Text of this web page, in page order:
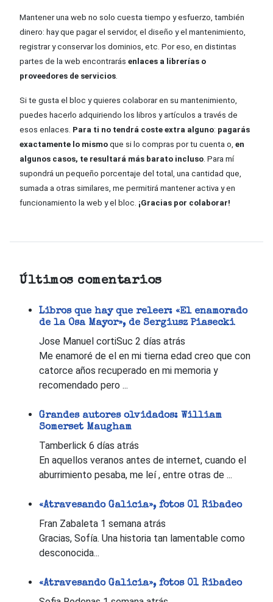
Mantener una web no solo cuesta tiempo y esfuerzo, también
dinero: hay que pagar el servidor, el diseño y el mantenimiento,
registrar y conservar los dominios, etc. Por eso, en distintas
partes de la web encontrarás enlaces a librerías o
proveedores de servicios
Si te gusta el bloc y quieres colaborar en su mantenimiento,
puedes hacerlo adquiriendo los libros y artículos a través de
esos enlaces. Para ti no tendrá coste extra alguno: pagarás
exactamente lo mismo que si lo compras por tu cuenta o, en
algunos casos, te resultará más barato incluso . Para mí
supondrá un pequeño porcentaje del total, una cantidad que,
sumada a otras similares, me permitirá mantener activa y en
funcionamiento la web y el bloc. ¡Gracias por colaborar!
Últimos comentarios
Libros que hay que releer: «El enamorado
de la Osa Mayor», de Sergiusz Piasecki
Jose Manuel cortiSuc 2 días atrás
Me enamoré de el en mi tierna edad creo que con
catorce años recuperado en mi memoria y
recomendado pero ...
Grandes autores olvidados: William
Somerset Maugham
Tamberlick 6 días atrás
En aquellos veranos antes de internet, cuando el
aburrimiento pesaba, me leí , entre otras de ...
«Atravesando Galicia», fotos 01 Ribadeo
Fran Zabaleta 1 semana atrás
Gracias, Sofía. Una historia tan lamentable como
desconocida...
«Atravesando Galicia», fotos 01 Ribadeo